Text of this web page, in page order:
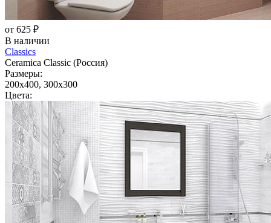
от 625 ₽
В наличии
Classics
Ceramica Classic (Россия)
Размеры:
200x400, 300x300
Цвета: